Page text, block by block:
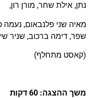
נתן, אילת שחר, מורן רון,
מאיה שני פלנבאום, נעמה
שפר, דימה ברכוב, שניר
(קאסט מתחלף)
משך ההצגה: 60 דקות